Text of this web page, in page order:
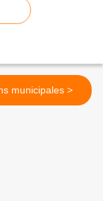
Elections municipales >